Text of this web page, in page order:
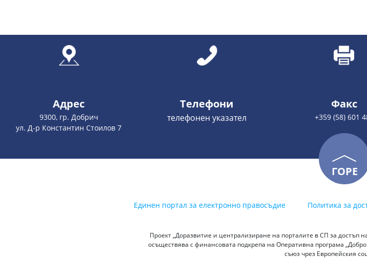
Адрес
9300, гр. Добрич
ул. Д-р Константин Стоилов 7
Телефони
телефонен указател
Факс
+359 (58) 601
ГОРЕ
Единен портал за електронно правосъдие Политика за
Проект „Доразвитие и централизиране на порталите в СП за достъп
осъществява с финансовата подкрепа на Оперативна програма
съюз чрез Европейския